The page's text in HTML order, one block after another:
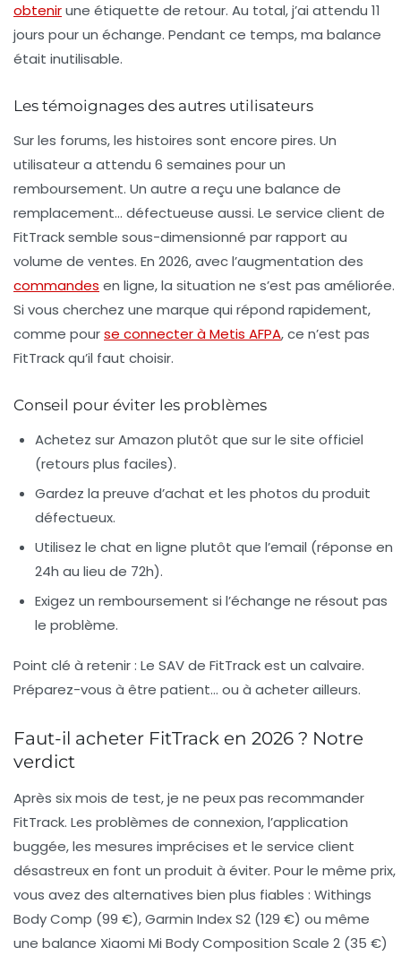
obtenirune étiquette de retour. Au total, j’ai attendu 11
jours pour un échange. Pendant ce temps, ma balance
était inutilisable.
Les témoignages des autres utilisateurs
Sur les forums, les histoires sont encore pires. Un
utilisateur a attendu 6 semaines pour un
remboursement. Un autre a reçu une balance de
remplacement… défectueuse aussi. Le service client de
FitTrack semble sous-dimensionné par rapport au
volume de ventes. En 2026, avec l’augmentation des
commandes en ligne, la situation ne s’est pas améliorée.
Si vous cherchez une marque qui répond rapidement,
comme pourse connecter à Metis AFPA, ce n’est pas
FitTrack qu’il faut choisir.
Conseil pour éviter les problèmes
Achetez sur Amazon plutôt que sur le site officiel
(retours plus faciles).
Gardez la preuve d’achat et les photos du produit
défectueux.
Utilisez le chat en ligne plutôt que l’email (réponse en
24h au lieu de 72h).
Exigez un remboursement si l’échange ne résout pas
le problème.
Point clé à retenir : Le SAV de FitTrack est un calvaire.
Préparez-vous à être patient… ou à acheter ailleurs.
Faut-il acheter FitTrack en 2026 ? Notre
verdict
Après six mois de test, je ne peux pas recommander
FitTrack. Les problèmes de connexion, l’application
buggée, les mesures imprécises et le service client
désastreux en font un produit à éviter. Pour le même prix,
vous avez des alternatives bien plus fiables : Withings
Body Comp (99 €), Garmin Index S2 (129 €) ou même
une balance Xiaomi Mi Body Composition Scale 2 (35 €)